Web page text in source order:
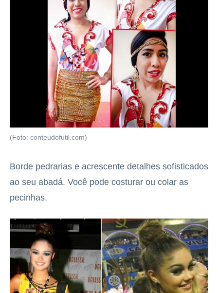
(Foto: conteudofutil.com)
Borde pedrarias e acrescente detalhes sofisticados
ao seu abadá. Você pode costurar ou colar as
pecinhas.